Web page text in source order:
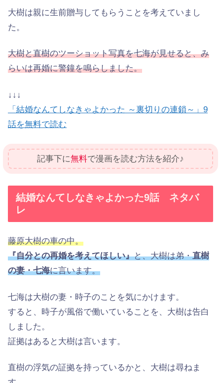
大樹は親に生前贈与してもらうことを考えていまし
た。
大樹と直樹のツーショット写真を七海が見せると、み
らいは再婚に警鐘を鳴らしました。
↓↓↓
「結婚なんてしなきゃよかった ～裏切りの連鎖～」9
話を無料で読む
記事下に無料で漫画を読む方法を紹介♪
結婚なんてしなきゃよかった9話 ネタバ
レ
藤原大樹の車の中。
『自分との再婚を考えてほしい』と、大樹は弟・直樹
の妻・七海に言います。
七海は大樹の妻・時子のことを気にかけます。
すると、時子が風俗で働いていることを、大樹は告白
しました。
証拠はあると大樹は言います。
直樹の浮気の証拠を持っているかと、大樹は尋ねま